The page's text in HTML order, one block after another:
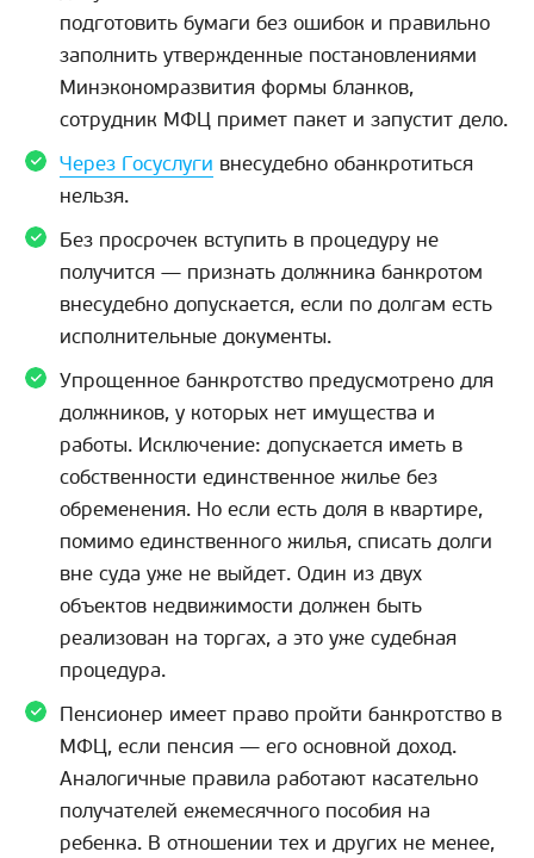
подготовить бумаги без ошибок и правильно
заполнить утвержденные постановлениями
Минэкономразвития формы бланков,
сотрудник МФЦ примет пакет и запустит дело.
Через Госуслуги внесудебно обанкротиться
нельзя.
Без просрочек вступить в процедуру не
получится — признать должника банкротом
внесудебно допускается, если по долгам есть
исполнительные документы.
Упрощенное банкротство предусмотрено для
должников, у которых нет имущества и
работы. Исключение: допускается иметь в
собственности единственное жилье без
обременения. Но если есть доля в квартире,
помимо единственного жилья, списать долги
вне суда уже не выйдет. Один из двух
объектов недвижимости должен быть
реализован на торгах, а это уже судебная
процедура.
Пенсионер имеет право пройти банкротство в
МФЦ, если пенсия — его основной доход.
Аналогичные правила работают касательно
получателей ежемесячного пособия на
ребенка. В отношении тех и других не менее,